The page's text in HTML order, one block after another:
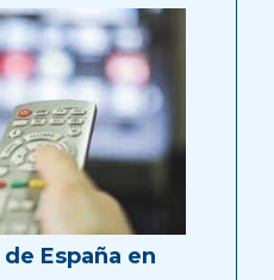
España en